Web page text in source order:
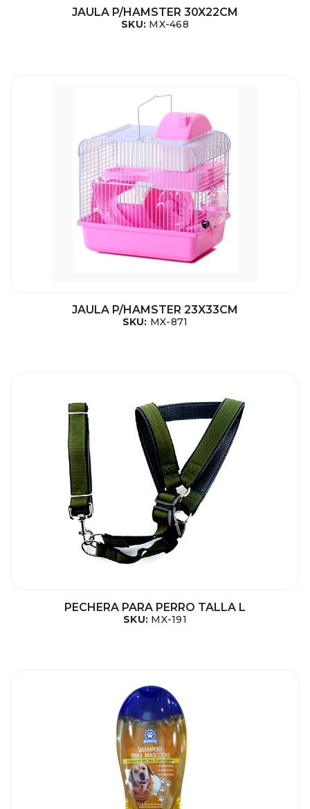
JAULA P/HAMSTER 30X22CM
SKU: MX-468
JAULA P/HAMSTER 23X33CM
SKU: MX-871
PECHERA PARA PERRO TALLA L
SKU: MX-191